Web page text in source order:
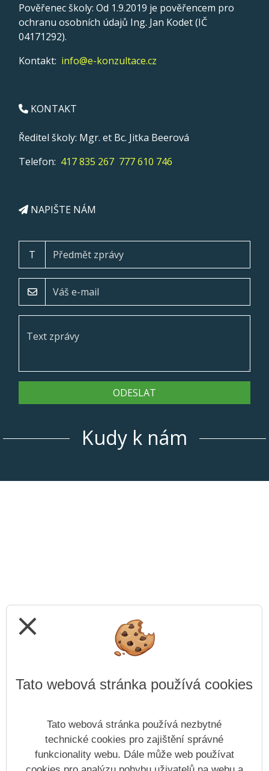
Pověřenec školy: Od 1.9.2019 je pověřencem pro
ochranu osobních údajů Ing. Jan Kodet (IČ
04171292).
Kontakt: info@e-konzultace.cz
KONTAKT
Ředitel školy: Mgr. et Bc. Jitka Beerová
Telefon: 417 835 267 777 610 746
NAPIŠTE NÁM
T
ODESLAT
Kudy k nám
close
Tato webová stránka používá cookies
Tato webová stránka používá nezbytné
technické cookies pro zajištění správné
funkcionality webu. Dále může web používat